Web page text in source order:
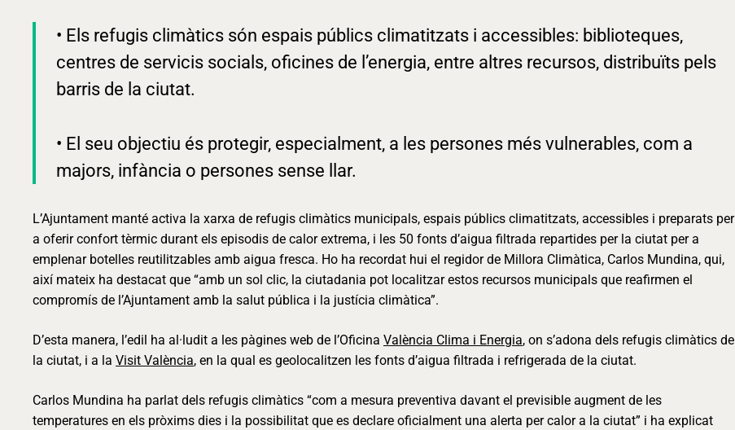
• Els refugis climàtics són espais públics climatitzats i accessibles: biblioteques,
centres de servicis socials, oficines de l’energia, entre altres recursos, distribuïts pels
barris de la ciutat.
• El seu objectiu és protegir, especialment, a les persones més vulnerables, com a
majors, infància o persones sense llar.
L’Ajuntament manté activa la xarxa de refugis climàtics municipals, espais públics climatitzats, accessibles i preparats per
a oferir confort tèrmic durant els episodis de calor extrema, i les 50 fonts d’aigua filtrada repartides per la ciutat per a
emplenar botelles reutilitzables amb aigua fresca. Ho ha recordat hui el regidor de Millora Climàtica, Carlos Mundina, qui,
així mateix ha destacat que “amb un sol clic, la ciutadania pot localitzar estos recursos municipals que reafirmen el
compromís de l’Ajuntament amb la salut pública i la justícia climàtica”.
D’esta manera, l’edil ha al·ludit a les pàgines web de l’Oficina València Clima i Energia, on s’adona dels refugis climàtics de
la ciutat, i a la Visit València, en la qual es geolocalitzen les fonts d’aigua filtrada i refrigerada de la ciutat.
Carlos Mundina ha parlat dels refugis climàtics “com a mesura preventiva davant el previsible augment de les
temperatures en els pròxims dies i la possibilitat que es declare oficialment una alerta per calor a la ciutat” i ha explicat